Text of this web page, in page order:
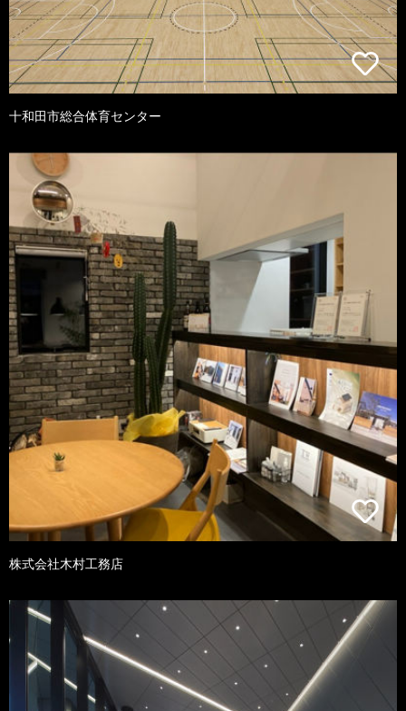
十和田市総合体育センター
株式会社木村工務店